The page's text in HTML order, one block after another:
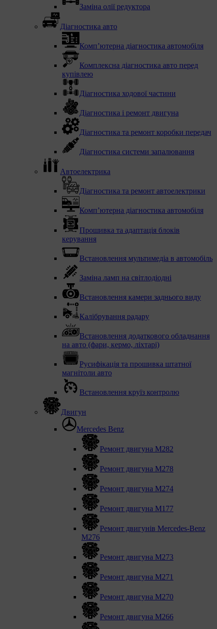
Заміна олії редуктора
Діагностика авто
Комп’ютерна діагностика автомобіля
Комплексна діагностика авто перед
купівлею
Діагностика ходової частини
Діагностика і ремонт двигуна
Діагностика та ремонт коробки передач
Діагностика системи запалювання
Автоелектрика
Діагностика та ремонт автоелектрики
Комп’ютерна діагностика автомобіля
Прошивка та адаптація блоків
керування
Встановлення мультимедіа в автомобіль
Заміна ламп на світлодіодні
Встановлення камери заднього виду
Калібрування радару
Встановлення додаткового обладнання
на авто (фари, кермо, ліхтарі)
Русифікація та прошивка штатної
магнітоли авто
Встановлення круїз контролю
Двигун
Mercedes Benz
Ремонт двигуна М282
Ремонт двигуна М278
Ремонт двигуна М274
Ремонт двигуна М177
Ремонт двигунів Mercedes-Benz
M276
Ремонт двигуна М273
Ремонт двигуна М271
Ремонт двигуна М270
Ремонт двигуна М266